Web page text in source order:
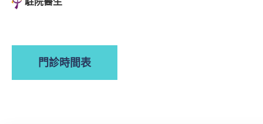
門診時間表